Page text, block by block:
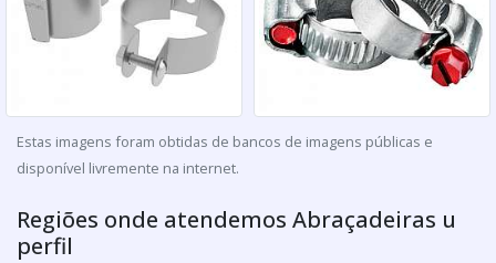
Estas imagens foram obtidas de bancos de imagens públicas e
disponível livremente na internet.
Regiões onde atendemos Abraçadeiras u
perfil